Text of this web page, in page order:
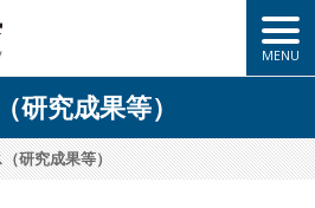
研究成果等）
研究成果等）